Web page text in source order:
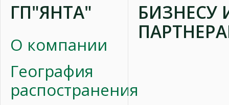
ГП"ЯНТА"
О компании
География
распостранения
БИЗНЕСУ